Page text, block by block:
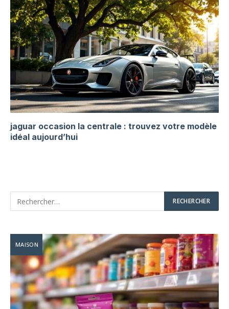
jaguar occasion la centrale : trouvez votre modèle
idéal aujourd’hui
MAISON